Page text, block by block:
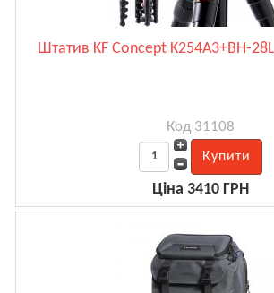
Штатив KF Concept K254A3+BH-
Код 31108
Ціна 3410 ГРН